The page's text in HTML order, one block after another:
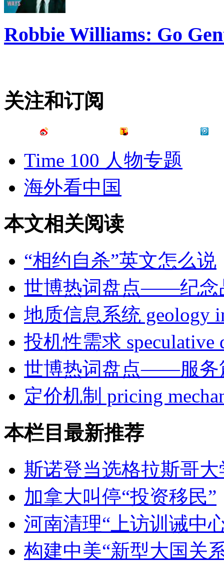
Robbie Williams: Go
关注和订阅
Time 100 人物专题
海外看中国
本文相关阅读
“相约自杀”英文怎么说
世博热词盘点——纪念
地质信息系统 geology
投机性需求 speculative
世博热词盘点——服务
定价机制 pricing
本栏目最新推荐
斯诺登当选格拉斯哥大
加拿大叫停“投资移民”
河南清理“上访训诫中
构建中美“新型大国关